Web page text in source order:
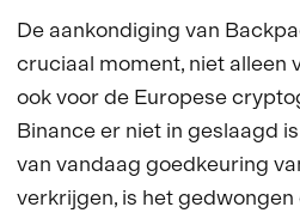
De aankondiging van
cruciaal moment, niet alleen
ook voor de Europese
Binance er niet in geslaagd
van vandaag goedkeuring
verkrijgen, is het